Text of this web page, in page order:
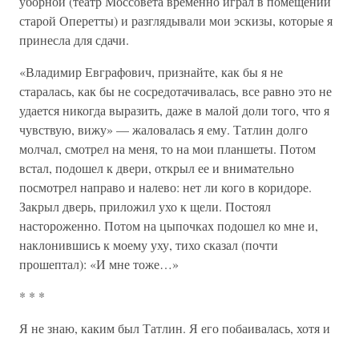
старой Оперетты) и разглядывали мои эскизы, которые я
принесла для сдачи.
«Владимир Евграфович, признайте, как бы я не
старалась, как бы не сосредотачивалась, все равно это не
удается никогда выразить, даже в малой доли того, что я
чувствую, вижу» — жаловалась я ему. Татлин долго
молчал, смотрел на меня, то на мои планшеты. Потом
встал, подошел к двери, открыл ее и внимательно
посмотрел направо и налево: нет ли кого в коридоре.
Закрыл дверь, приложил ухо к щели. Постоял
настороженно. Потом на цыпочках подошел ко мне и,
наклонившись к моему уху, тихо сказал (почти
прошептал): «И мне тоже…»
* * *
Я не знаю, каким был Татлин. Я его побаивалась, хотя и